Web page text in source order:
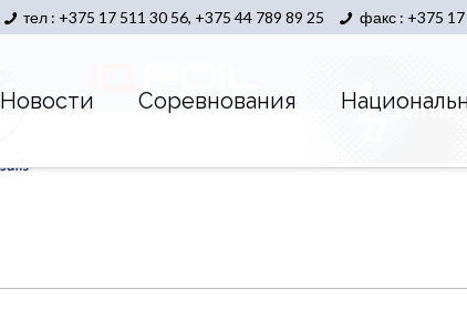
тел : +375 17 511 30 56, +375 44 789 89 25 факс : +375
Новости Соревнования